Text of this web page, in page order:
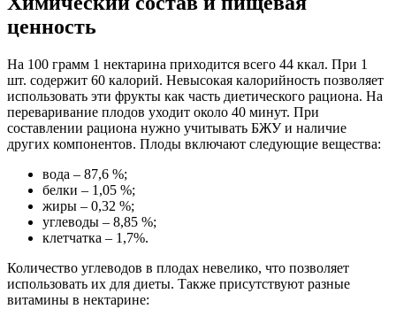
ценность
На 100 грамм 1 нектарина приходится всего 44 ккал. При 1
шт. содержит 60 калорий. Невысокая калорийность позволяет
использовать эти фрукты как часть диетического рациона. На
переваривание плодов уходит около 40 минут. При
составлении рациона нужно учитывать БЖУ и наличие
других компонентов. Плоды включают следующие вещества:
вода – 87,6 %;
белки – 1,05 %;
жиры – 0,32 %;
углеводы – 8,85 %;
клетчатка – 1,7%.
Количество углеводов в плодах невелико, что позволяет
использовать их для диеты. Также присутствуют разные
витамины в нектарине: